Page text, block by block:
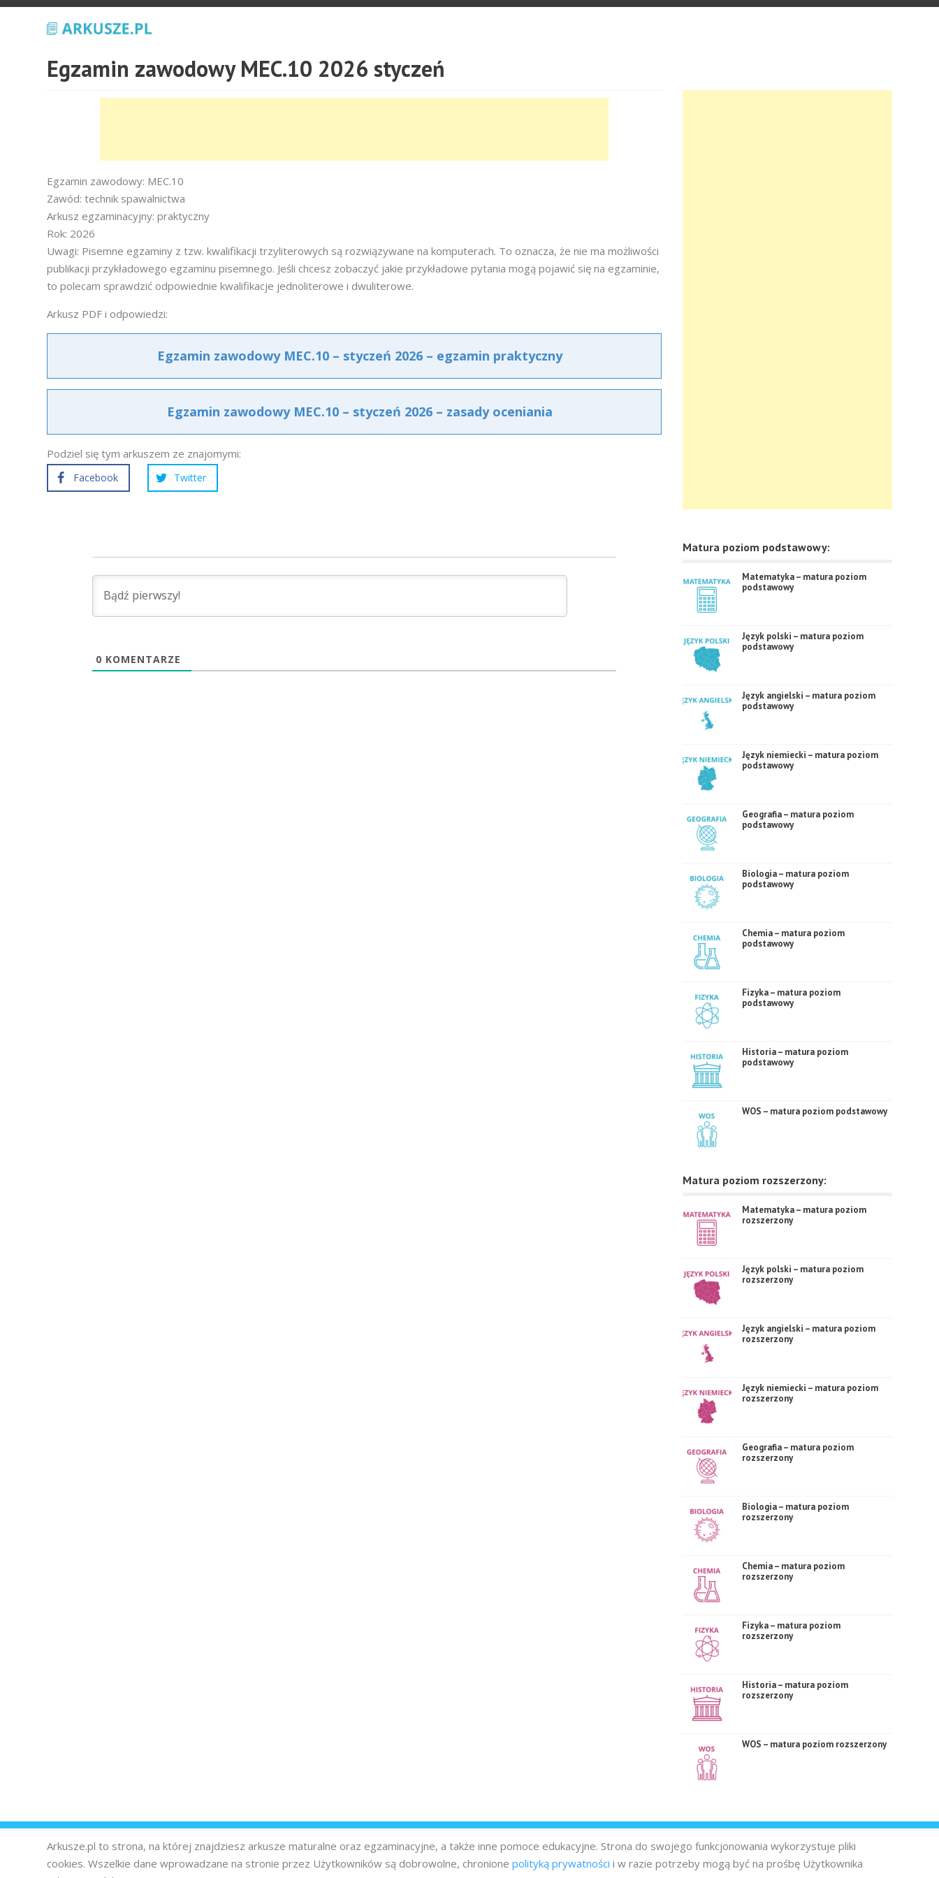
Egzamin zawodowy MEC.10 2026 styczeń
Egzamin zawodowy: MEC.10
Zawód: technik spawalnictwa
Arkusz egzaminacyjny: praktyczny
Rok: 2026
Uwagi: Pisemne egzaminy z tzw. kwalifikacji trzyliterowych są rozwiązywane na komputerach. To oznacza, że nie ma możliwości
publikacji przykładowego egzaminu pisemnego. Jeśli chcesz zobaczyć jakie przykładowe pytania mogą pojawić się na egzaminie,
to polecam sprawdzić odpowiednie kwalifikacje jednoliterowe i dwuliterowe.
Arkusz PDF i odpowiedzi:
Egzamin zawodowy MEC.10 – styczeń 2026 – egzamin praktyczny
Egzamin zawodowy MEC.10 – styczeń 2026 – zasady oceniania
Podziel się tym arkuszem ze znajomymi:
Facebook Twitter
0 KOMENTARZE
Matura poziom podstawowy:
Matematyka – matura poziom
podstawowy
Język polski – matura poziom
podstawowy
Język angielski – matura poziom
podstawowy
Język niemiecki – matura poziom
podstawowy
Geografia – matura poziom
podstawowy
Biologia – matura poziom
podstawowy
Chemia – matura poziom
podstawowy
Fizyka – matura poziom
podstawowy
Historia – matura poziom
podstawowy
WOS – matura poziom podstawowy
Matura poziom rozszerzony:
Matematyka – matura poziom
rozszerzony
Język polski – matura poziom
rozszerzony
Język angielski – matura poziom
rozszerzony
Język niemiecki – matura poziom
rozszerzony
Geografia – matura poziom
rozszerzony
Biologia – matura poziom
rozszerzony
Chemia – matura poziom
rozszerzony
Fizyka – matura poziom
rozszerzony
Historia – matura poziom
rozszerzony
WOS – matura poziom rozszerzony
Arkusze.pl to strona, na której znajdziesz arkusze maturalne oraz egzaminacyjne, a także inne pomoce edukacyjne. Strona do swojego funkcjonowania wykorzystuje pliki
cookies. Wszelkie dane wprowadzane na stronie przez Użytkowników są dobrowolne, chronione polityką prywatności i w razie potrzeby mogą być na prośbę Użytkownika